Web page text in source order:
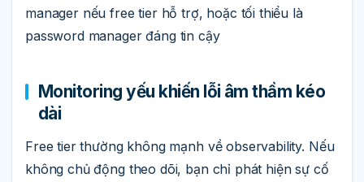
manager nếu free tier hỗ trợ, hoặc tối thiểu là
password manager đáng tin cậy
Monitoring yếu khiến lỗi âm thầm kéo
dài
Free tier thường không mạnh về observability. Nếu
không chủ động theo dõi, bạn chỉ phát hiện sự cố